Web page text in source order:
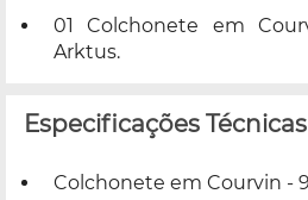
01 Colchonete em
Arktus.
Especificações Técnicas
Colchonete em Courvin -